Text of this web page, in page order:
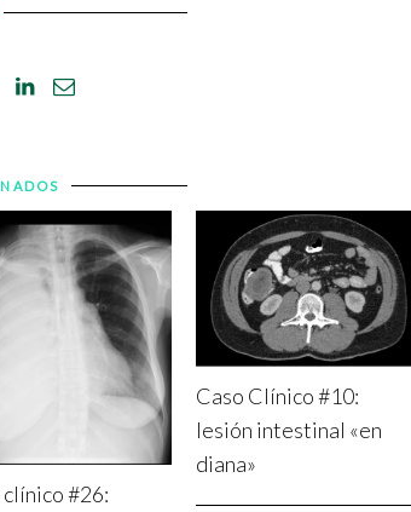
clínico #26:
Caso Clínico #10:
lesión intestinal «en
diana»